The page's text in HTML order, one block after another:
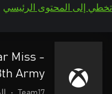
تخطي إلى المحتوى الرئيسي
Miss -
Army